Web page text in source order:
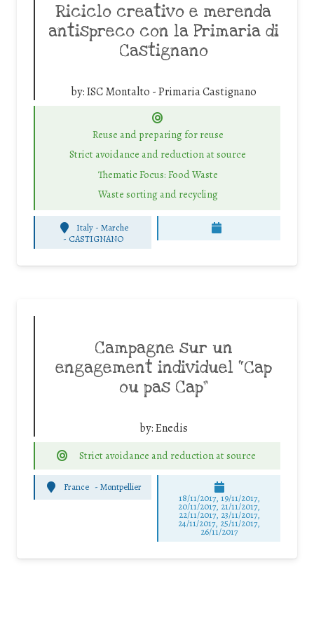
Riciclo creativo e merenda
antispreco con la Primaria di
Castignano
by:ISC Montalto - Primaria Castignano
Reuse and preparing for reuse
Strict avoidance and reduction at source
Thematic Focus: Food Waste
Waste sorting and recycling
Italy - Marche
- CASTIGNANO
Campagne sur un
engagement individuel “Cap
ou pas Cap”
by:Enedis
Strict avoidance and reduction at source
France - Montpellier
18/11/2017, 19/11/2017,
20/11/2017, 21/11/2017,
22/11/2017, 23/11/2017,
24/11/2017, 25/11/2017,
26/11/2017